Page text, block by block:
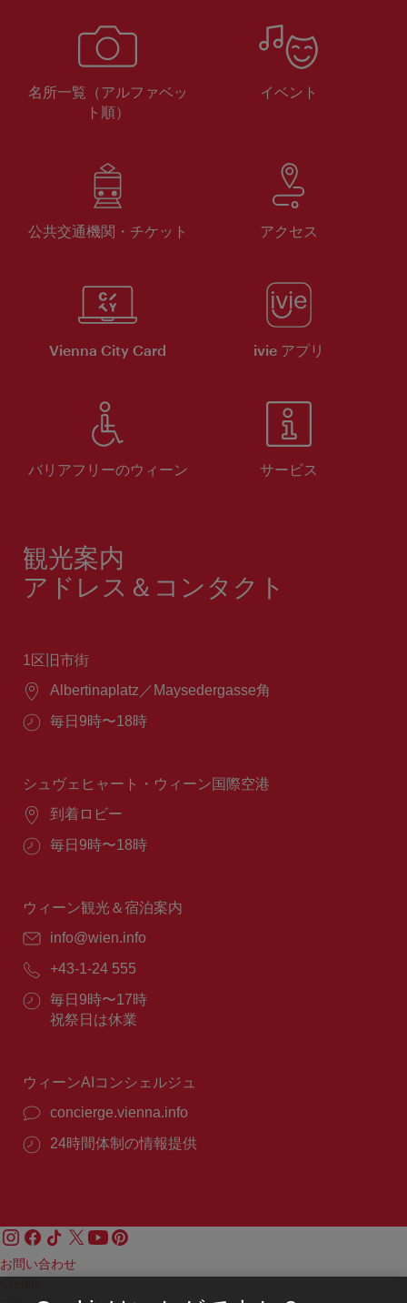
名所一覧（アルファベッ
ト順）
イベント
公共交通機関・チケット アクセス
Vienna City Card ivie アプリ
バリアフリーのウィーン サービス
観光案内
アドレス＆コンタクト
1区旧市街
場
Albertinaplatz／Maysedergasse角
営
間：
毎日9時〜18時
シュヴェヒャート・ウィーン国際空港
場
到着ロビー
営
間：
毎日9時〜18時
ウィーン観光＆宿泊案内
E
ー
ル：
info@wien.info
電
番
号：
+43-1-24 555
営
業
毎日9時〜17時
祝祭日は休業
ウィーンAIコンシェルジュ
concierge.vienna.info
24時間体制の情報提供
お問い合わせ